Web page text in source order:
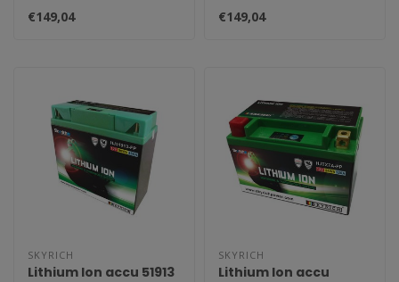
classic batteries. We st..
€149,04
classic batteries. We st..
€149,04
SKYRICH
Lithium Ion accu 51913
SKYRICH
Lithium Ion accu